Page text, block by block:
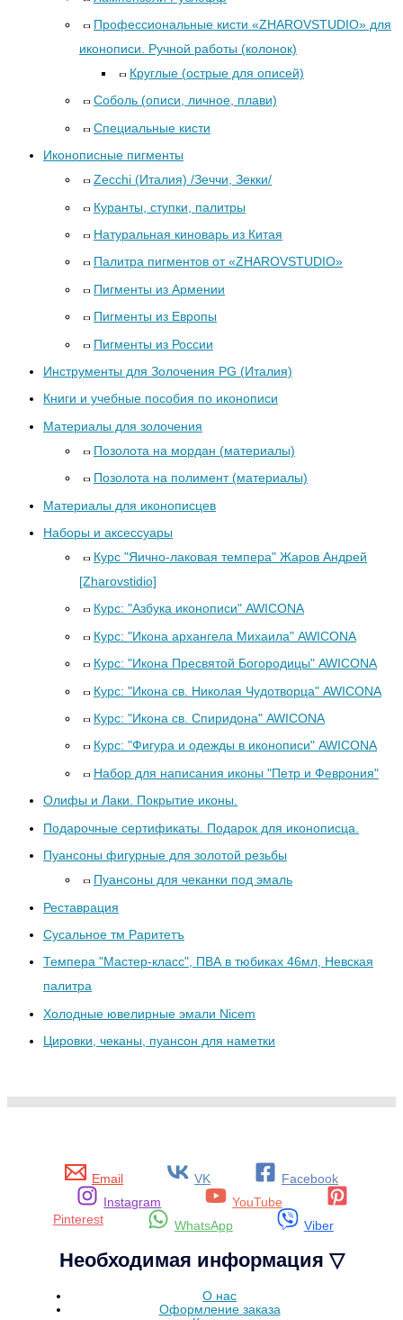
Профессиональные кисти «ZHAROVSTUDIO» для
иконописи. Ручной работы (колонок)
Круглые (острые для описей)
Соболь (описи, личное, плави)
Специальные кисти
Иконописные пигменты
Zecchi (Италия) /Зеччи, Зекки/
Куранты, ступки, палитры
Натуральная киноварь из Китая
Палитра пигментов от «ZHAROVSTUDIO»
Пигменты из Армении
Пигменты из Европы
Пигменты из России
Инструменты для Золочения PG (Италия)
Книги и учебные пособия по иконописи
Материалы для золочения
Позолота на мордан (материалы)
Позолота на полимент (материалы)
Материалы для иконописцев
Наборы и аксессуары
Курс "Яично-лаковая темпера" Жаров Андрей
[Zharovstidio]
Курс: "Азбука иконописи" AWICONA
Курс: "Икона архангела Михаила" AWICONA
Курс: "Икона Пресвятой Богородицы" AWICONA
Курс: "Икона св. Николая Чудотворца" AWICONA
Курс: "Икона св. Спиридона" AWICONA
Курс: "Фигура и одежды в иконописи" AWICONA
Набор для написания иконы "Петр и Феврония"
Олифы и Лаки. Покрытие иконы.
Подарочные сертификаты. Подарок для иконописца.
Пуансоны фигурные для золотой резьбы
Пуансоны для чеканки под эмаль
Реставрация
Сусальное тм Раритетъ
Темпера "Мастер-класс", ПВА в тюбиках 46мл, Невская
палитра
Холодные ювелирные эмали Nicem
Цировки, чеканы, пуансон для наметки
Email VK
Facebook
Instagram
YouTube
Pinterest
WhatsApp Viber
Необходимая информация ▽
О нас
Оформление заказа